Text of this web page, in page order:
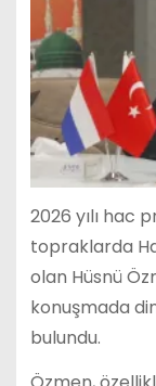
2026 yılı hac
topraklarda
olan Hüsnü
konuşmada
bulundu.